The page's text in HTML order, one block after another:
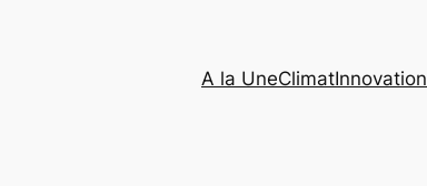
A la UneClimatInnovation